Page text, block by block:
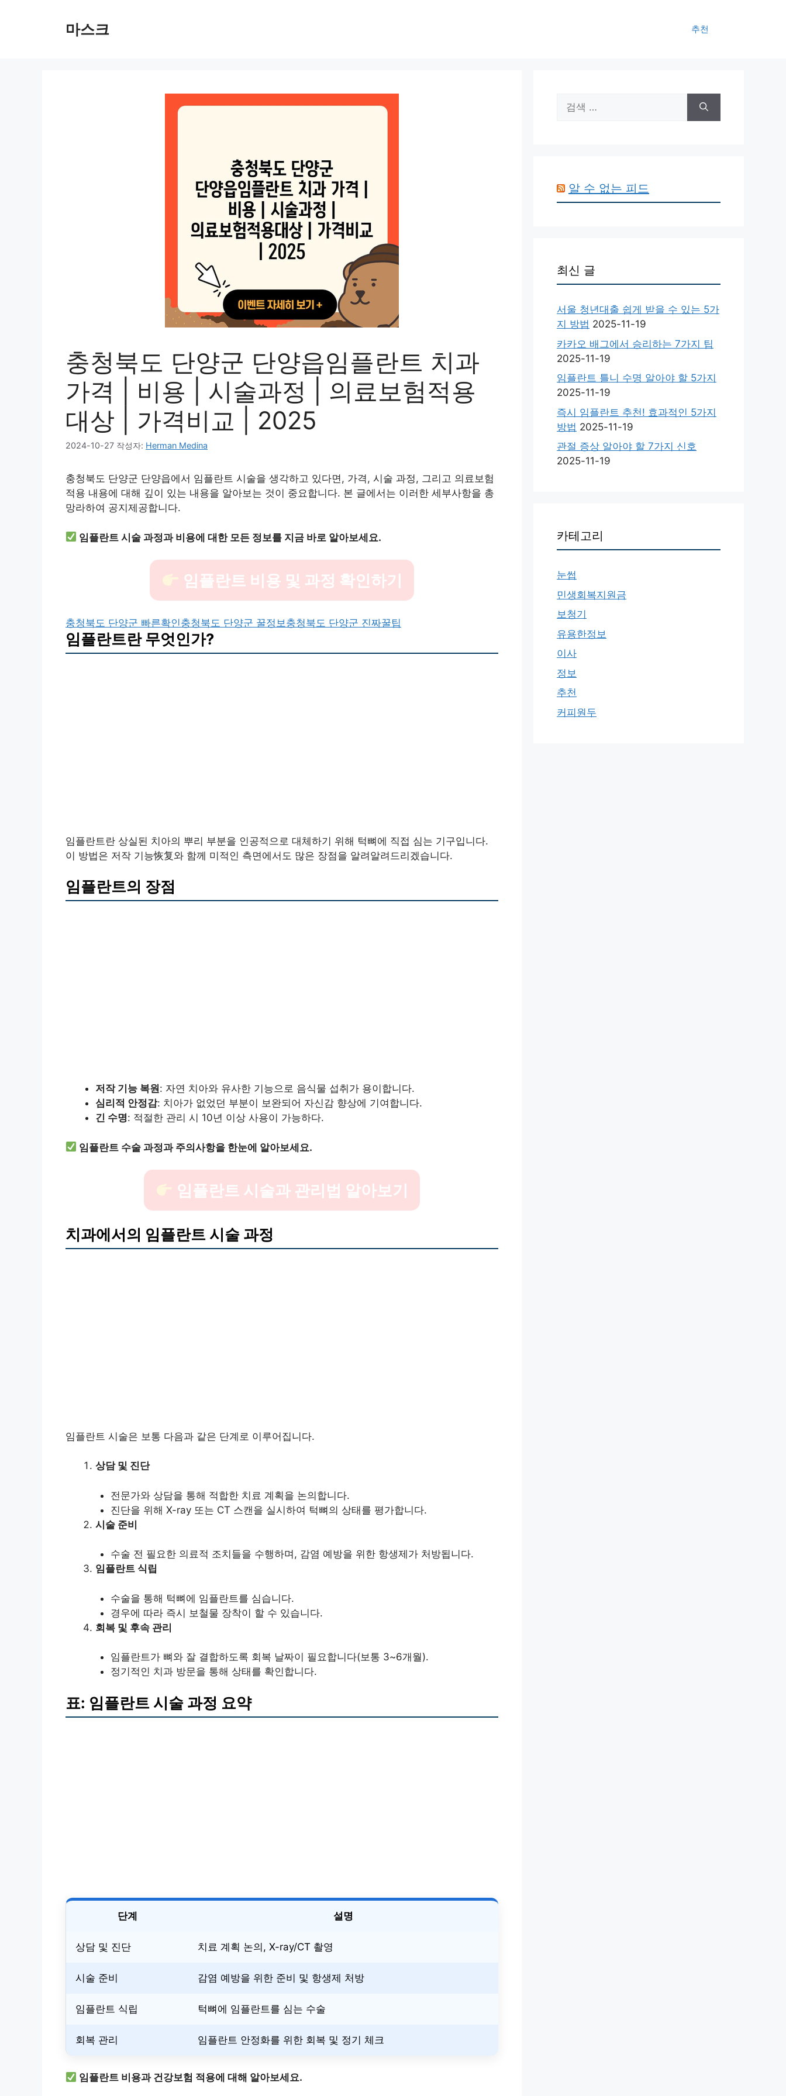
마스크 추천
충청북도 단양군 단양읍임플란트 치과
가격 | 비용 | 시술과정 | 의료보험적용
대상 | 가격비교 | 2025
2024-10-27 작성자: Herman Medina
충청북도 단양군 단양읍에서 임플란트 시술을 생각하고 있다면, 가격, 시술 과정, 그리고 의료보험
적용 내용에 대해 깊이 있는 내용을 알아보는 것이 중요합니다. 본 글에서는 이러한 세부사항을 총
망라하여 공지제공합니다.
임플란트 시술 과정과 비용에 대한 모든 정보를 지금 바로 알아보세요.
임플란트 비용 및 과정 확인하기
충청북도 단양군 빠른확인충청북도 단양군 꿀정보 충청북도 단양군 진짜꿀팁
임플란트란 무엇인가?
임플란트란 상실된 치아의 뿌리 부분을 인공적으로 대체하기 위해 턱뼈에 직접 심는 기구입니다.
이 방법은 저작 기능恢复와 함께 미적인 측면에서도 많은 장점을 알려알려드리겠습니다.
임플란트의 장점
저작 기능 복원: 자연 치아와 유사한 기능으로 음식물 섭취가 용이합니다.
심리적 안정감: 치아가 없었던 부분이 보완되어 자신감 향상에 기여합니다.
긴 수명: 적절한 관리 시 10년 이상 사용이 가능하다.
임플란트 수술 과정과 주의사항을 한눈에 알아보세요.
임플란트 시술과 관리법 알아보기
치과에서의 임플란트 시술 과정
임플란트 시술은 보통 다음과 같은 단계로 이루어집니다.
상담 및 진단
전문가와 상담을 통해 적합한 치료 계획을 논의합니다.
진단을 위해 X-ray 또는 CT 스캔을 실시하여 턱뼈의 상태를 평가합니다.
시술 준비
수술 전 필요한 의료적 조치들을 수행하며, 감염 예방을 위한 항생제가 처방됩니다.
임플란트 식립
수술을 통해 턱뼈에 임플란트를 심습니다.
경우에 따라 즉시 보철물 장착이 할 수 있습니다.
회복 및 후속 관리
임플란트가 뼈와 잘 결합하도록 회복 날짜이 필요합니다(보통 3~6개월).
정기적인 치과 방문을 통해 상태를 확인합니다.
표: 임플란트 시술 과정 요약
단계 설명
상담 및 진단 치료 계획 논의, X-ray/CT 촬영
시술 준비 감염 예방을 위한 준비 및 항생제 처방
임플란트 식립 턱뼈에 임플란트를 심는 수술
회복 관리 임플란트 안정화를 위한 회복 및 정기 체크
임플란트 비용과 건강보험 적용에 대해 알아보세요.
색:
알 수 없는 피드
최신 글
서울 청년대출 쉽게 받을 수 있는 5가
지 방법 2025-11-19
카카오 배그에서 승리하는 7가지 팁
2025-11-19
임플란트 틀니 수명 알아야 할 5가지
2025-11-19
즉시 임플란트 추천! 효과적인 5가지
방법 2025-11-19
관절 증상 알아야 할 7가지 신호
2025-11-19
카테고리
눈썹
민생회복지원금
보청기
유용한정보
이사
정보
추천
커피원두